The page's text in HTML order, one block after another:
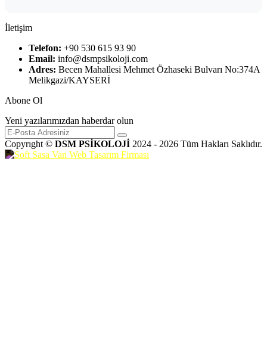
İletişim
Telefon: +90 530 615 93 90
Email: info@dsmpsikoloji.com
Adres: Becen Mahallesi Mehmet Özhaseki Bulvarı No:374A
Melikgazi/KAYSERİ
Abone Ol
Yeni yazılarımızdan haberdar olun
Copyrıght © DSM PSİKOLOJİ 2024 - 2026 Tüm Hakları Saklıdır.